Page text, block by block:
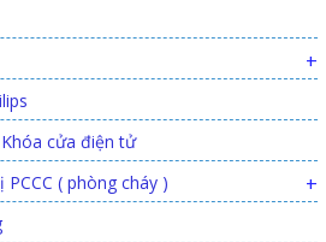
+
cửa điện tử
( phòng cháy )
+